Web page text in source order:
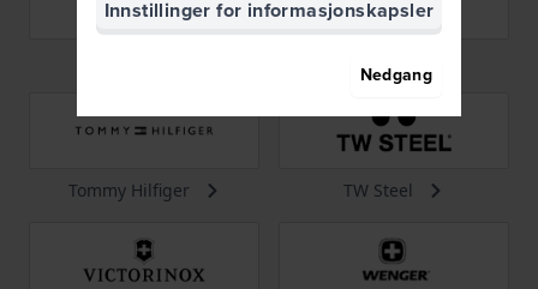
Tommy Hilfiger TW Steel
Innstillinger for informasjonskapsler
Nedgang